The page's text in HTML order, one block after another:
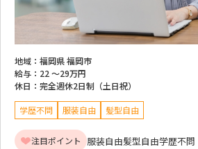
地域： 福岡県 福岡市
給与： 22 ～29万円
休日： 完全週休2日制（土日祝）
学歴不問 服装自由 髪型自由
注目ポイント 服装自由髪型自由学歴不問